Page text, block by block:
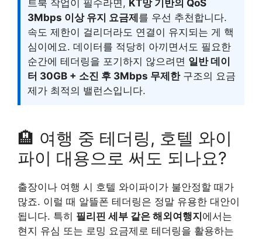
트북 작업이 필수라면, KT망 기반의 QoS
3Mbps 이상 유지 요금제 를 우선 추천합니다.
속도 제한이 걸리더라도 연결이 유지되는 게 핵
심이에요. 데이터를 적당히 아끼면서도 필요한
순간에 테더링을 포기하지 않으려면 일반 데이
터 30GB + 소진 후 3Mbps 무제한구조의 요금
제가 최적의 밸런스입니다.
🏨 여행 중 테더링, 호텔 와이
파이 대용으로 써도 되나요?
출장이나 여행 시 호텔 와이파이가 불안정할 때가
많죠. 이럴 때 알뜰폰 테더링은 정말 유용한 대안이
됩니다. 특히 필리핀 세부 같은 해외여행지 에서는
현지 유심 또는 로밍 요금제로 테더링을 활용하는